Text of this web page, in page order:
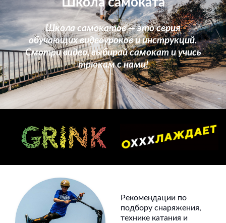
Школа самокатов— это серия
обучающихвидеоуроков и инструкций.
Смотри видео, выбирай самокат и учись
трюкам с нами!
Рекомендации по
подбору снаряжения,
технике катания и